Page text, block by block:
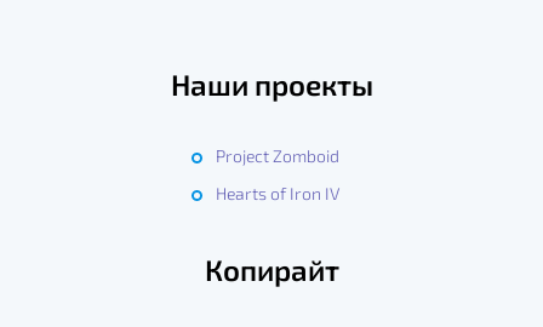
Наши проекты
Project Zomboid
Hearts of Iron IV
Копирайт